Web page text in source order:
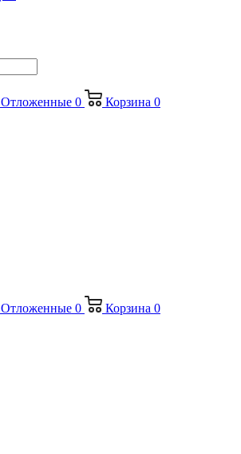
Отложенные 0 Корзина 0
Отложенные 0 Корзина 0